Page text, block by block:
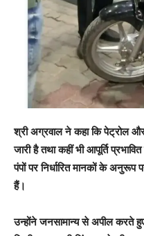
श्री अग्रवाल ने कहा कि पेट्रोल
जारी है तथा कहीं भी आपूर्ति
पंपों पर निर्धारित मानकों के अनुरूप
हैं।
उन्होंने जनसामान्य से अपील करते